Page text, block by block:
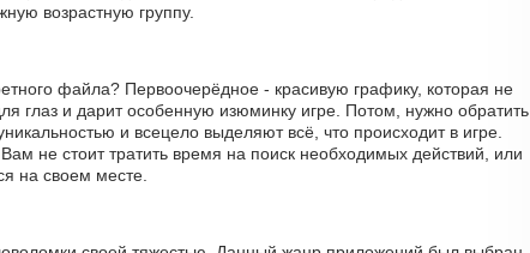
возрастную группу.
файла? Первоочерёдное - красивую графику, которая не
глаз и дарит особенную изюминку игре. Потом, нужно обратить
и всецело выделяют всё, что происходит в игре.
не стоит тратить время на поиск необходимых действий, или
на своем месте.